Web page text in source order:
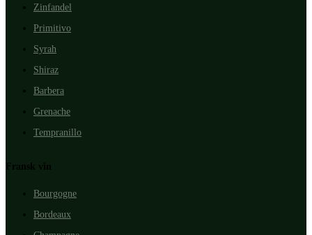
Zinfandel
Primitivo
Syrah
Shiraz
Barbera
Grenache
Tempranillo
Fransk vin
Bourgogne
Bordeaux